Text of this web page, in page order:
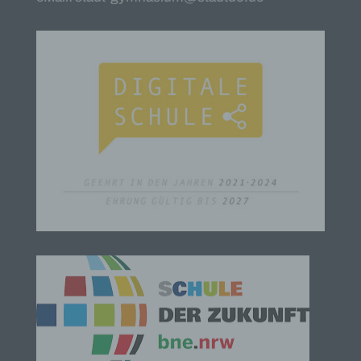
identifizierbare natürliche Person, deren
personenbezogene Daten von dem für die
Verarbeitung Verantwortlichen verarbeitet werden.
c) Verarbeitung
Verarbeitung ist jeder mit oder ohne Hilfe
oder jede solche Vorgangsreihe im
Zusammenhang mit personenbezogenen Daten
das Ordnen, die Speicherung, die Anpassung oder
Verwendung, die Offenlegung durch Übermittlung,
Verbreitung oder eine andere Form der
Bereitstellung, den Abgleich oder die Verknüpfung,
die Einschränkung, das Löschen oder die
Vernichtung.
d) Einschränkung der Verarbeitung